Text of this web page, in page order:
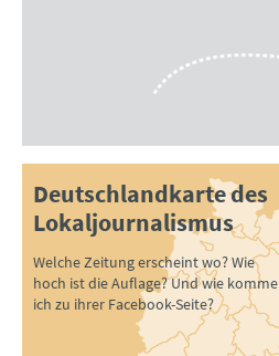
Deutschlandkarte des
Lokaljournalismus
Welche Zeitung erscheint wo? Wie
hoch ist die Auflage? Und wie komme
ich zu ihrer Facebook-Seite?